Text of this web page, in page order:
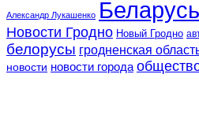
Александр Лукашенко Беларусь
Новости Гродно Новый Гродно
белорусы гродненская
новости новости города